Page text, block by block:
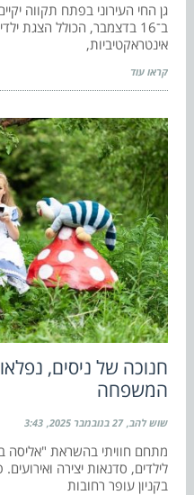
גן החי העירוני בפתח תקווה
ב־16 בדצמבר, הכולל הצגת
אינטראקטיביות,
קראו עוד
חנוכה של ניסים,
המשפחה
שוש להב 27 בנובמבר 2025 3:43
מתחם חוויתי בהשראת "אליסה
לילדים, סדנאות יצירה
בקניון עופר רחובות